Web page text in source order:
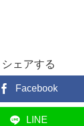
シェアする
Facebook
LINE